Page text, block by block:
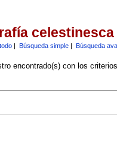
celestinesca
| Búsqueda simple| Búsqueda
encontrado(s) con los